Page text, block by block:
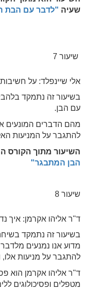
שעיה "לדבר עם הבת
שיעור 7
אלי שיינפלד: על
בשיעור זה נתמקד
עם הבן.
מהם הדברים המונעים
להתגבר על המניעות
השיעור מתוך הקורס
הבן המתבגר"
שיעור 8
ד"ר אליהו אקרמן: איך
בשיעור זה נתמקד
מדוע אנו נמנעים
להתגבר על מניעות אלו,
ד"ר אליהו אקרמן הוא
מטפלים ופסיכולוגים